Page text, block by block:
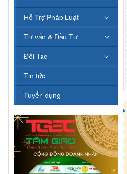
Hỗ Trợ Pháp Luật
Tư vấn & Đầu Tư
Đối Tác
Tin tức
Tuyển dụng